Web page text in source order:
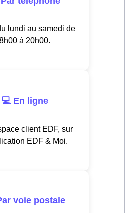
lundi au samedi de
à 20h00.
💻 En ligne
client EDF, sur
EDF & Moi.
voie postale